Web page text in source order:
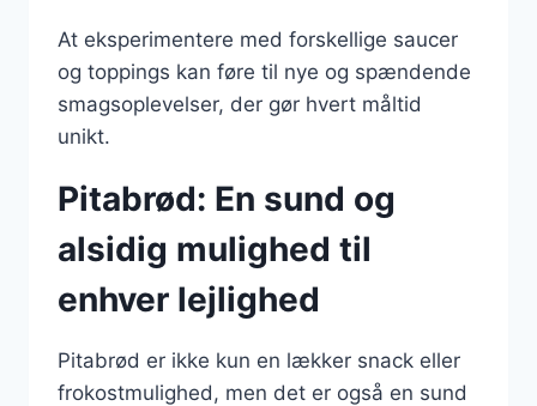
At eksperimentere med forskellige saucer
og toppings kan føre til nye og spændende
smagsoplevelser, der gør hvert måltid
unikt.
Pitabrød: En sund og
alsidig mulighed til
enhver lejlighed
Pitabrød er ikke kun en lækker snack eller
frokostmulighed, men det er også en sund